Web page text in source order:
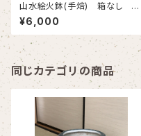
山水絵火鉢(手焙) 箱なし 古
物
¥6,000
同じカテゴリの商品